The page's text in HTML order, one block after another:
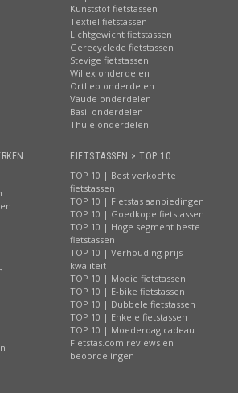
Kunststof fietstassen
Textiel fietstassen
Lichtgewicht fietstassen
Gerecyclede fietstassen
Stevige fietstassen
Willex onderdelen
Ortlieb onderdelen
Vaude onderdelen
Basil onderdelen
Thule onderdelen
FIETSTASSEN > TOP 10
TOP 10 | Best verkochte
fietstassen
TOP 10 | Fietstas aanbiedingen
TOP 10 | Goedkope fietstassen
TOP 10 | Hoge segment beste
fietstassen
TOP 10 | Verhouding prijs-
kwaliteit
TOP 10 | Mooie fietstassen
TOP 10 | E-bike fietstassen
TOP 10 | Dubbele fietstassen
TOP 10 | Enkele fietstassen
TOP 10 | Moederdag cadeau
Fietstas.com reviews en
beoordelingen